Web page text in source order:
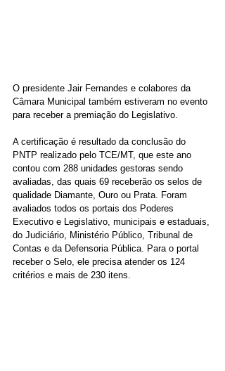
O presidente Jair Fernandes e colabores da
Câmara Municipal também estiveram no evento
para receber a premiação do Legislativo.
A certificação é resultado da conclusão do
PNTP realizado pelo TCE/MT, que este ano
contou com 288 unidades gestoras sendo
avaliadas, das quais 69 receberão os selos de
qualidade Diamante, Ouro ou Prata. Foram
avaliados todos os portais dos Poderes
Executivo e Legislativo, municipais e estaduais,
do Judiciário, Ministério Público, Tribunal de
Contas e da Defensoria Pública. Para o portal
receber o Selo, ele precisa atender os 124
critérios e mais de 230 itens.